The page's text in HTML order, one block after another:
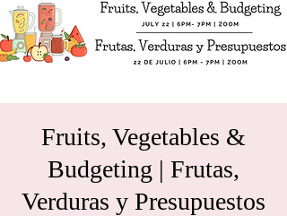
Fruits, Vegetables &
Budgeting | Frutas,
Verduras y Presupuestos